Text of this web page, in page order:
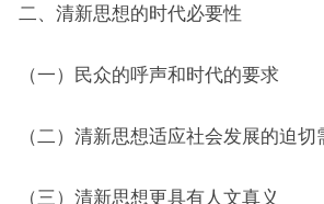
二、清新思想的时代必要性
（一）民众的呼声和时代的要求
（二）清新思想适应社会发展的迫切
（三）清新思想更具有人文真义